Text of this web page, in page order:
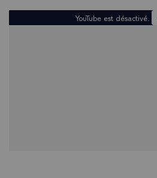
YouTube est désactivé.